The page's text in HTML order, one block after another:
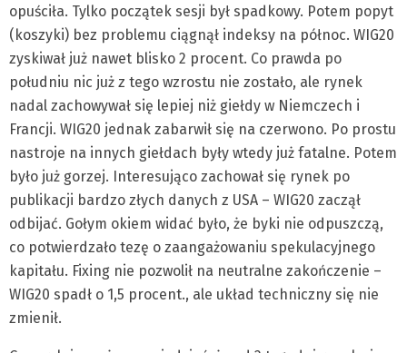
opuściła. Tylko początek sesji był spadkowy. Potem popyt
(koszyki) bez problemu ciągnął indeksy na północ. WIG20
zyskiwał już nawet blisko 2 procent. Co prawda po
południu nic już z tego wzrostu nie zostało, ale rynek
nadal zachowywał się lepiej niż giełdy w Niemczech i
Francji. WIG20 jednak zabarwił się na czerwono. Po prostu
nastroje na innych giełdach były wtedy już fatalne. Potem
było już gorzej. Interesująco zachował się rynek po
publikacji bardzo złych danych z USA – WIG20 zaczął
odbijać. Gołym okiem widać było, że byki nie odpuszczą,
co potwierdzało tezę o zaangażowaniu spekulacyjnego
kapitału. Fixing nie pozwolił na neutralne zakończenie –
WIG20 spadł o 1,5 procent., ale układ techniczny się nie
zmienił.